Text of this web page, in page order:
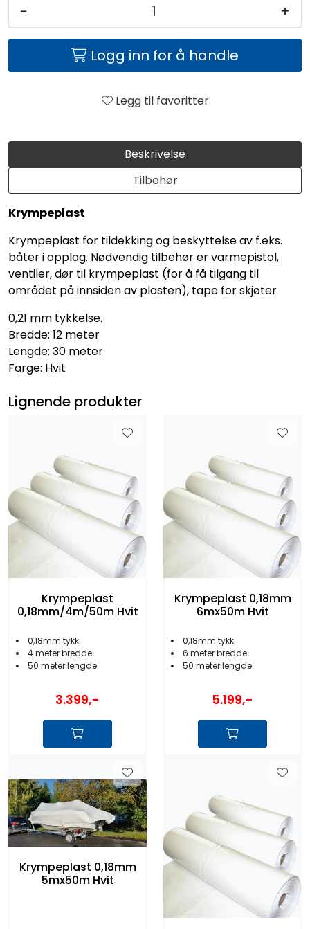
Beskrivelse
Tilbehør
Krympeplast
Krympeplast for tildekking og beskyttelse av f.eks.
båter i opplag. Nødvendig tilbehør er varmepistol,
ventiler, dør til krympeplast (for å få tilgang til
området på innsiden av plasten), tape for skjøter
0,21 mm tykkelse.
Bredde: 12 meter
Lengde: 30 meter
Farge: Hvit
- +
Logg inn for å handle
Legg til favoritter
Lignende produkter
Krympeplast
0,18mm/4m/50m Hvit
0,18mm tykk
4 meter bredde
50 meter lengde
3.399,-
Krympeplast 0,18mm
6mx50m Hvit
0,18mm tykk
6 meter bredde
50 meter lengde
5.199,-
Krympeplast 0,18mm
5mx50m Hvit